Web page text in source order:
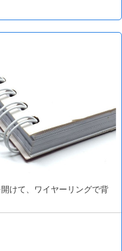
けて、ワイヤーリングで背